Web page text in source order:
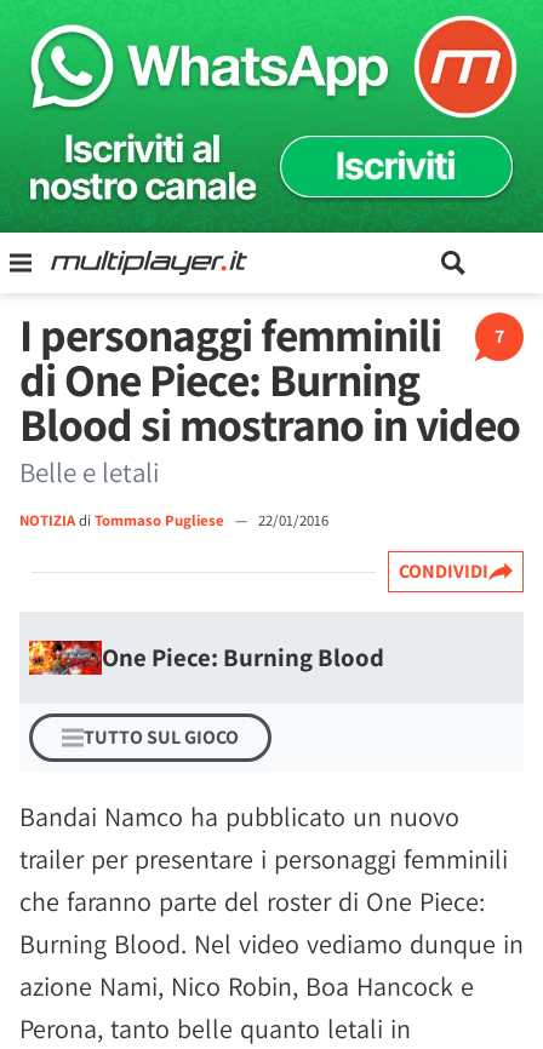
7
I personaggi femminili
di One Piece: Burning
Blood si mostrano in video
Belle e letali
NOTIZIAdi Tommaso Pugliese — 22/01/2016
CONDIVIDI
One Piece: Burning Blood
TUTTO SUL GIOCO
Bandai Namco ha pubblicato un nuovo
trailer per presentare i personaggi femminili
che faranno parte del roster di One Piece:
Burning Blood. Nel video vediamo dunque in
azione Nami, Nico Robin, Boa Hancock e
Perona, tanto belle quanto letali in